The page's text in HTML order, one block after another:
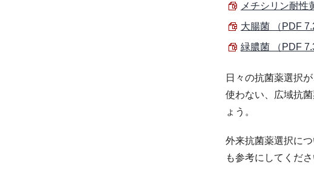
メチシリン耐性
大腸菌 （PDF
緑膿菌 （PDF
日々の抗菌薬選択
使わない、広域抗
ょう。
外来抗菌薬選択に
も参考にしてくださ